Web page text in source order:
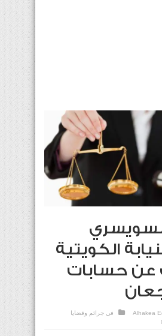
الكويتية
عن حسابات
Alhakea في جرائم وقضايا